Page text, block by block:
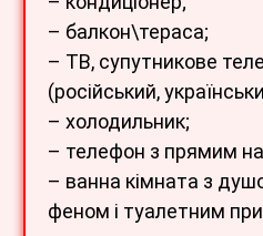
– балкон\тераса;
– ТВ, супутникове
(російський,
– холодильник;
– телефон з прямим
– ванна кімната з
феном і туалетним